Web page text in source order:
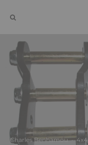
Charles Benhamou · 4x4